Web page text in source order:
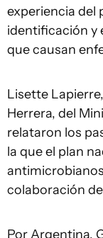
experiencia del
identificación y
que causan
Lisette
Herrera, del
relataron los
la que el plan
colaboración
Por Argentina,